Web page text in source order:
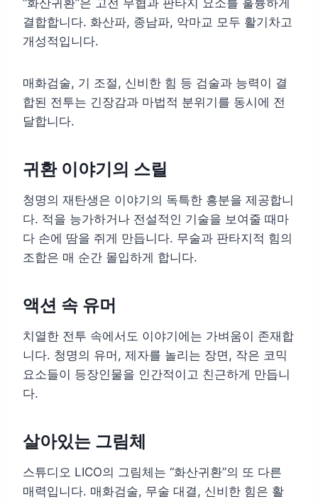
결합합니다. 화산파, 종남파, 악마교 모두 활기차고
개성적입니다.
매화검술, 기 조절, 신비한 힘 등 검술과 능력이 결
합된 전투는 긴장감과 마법적 분위기를 동시에 전
달합니다.
귀환 이야기의 스릴
청명의 재탄생은 이야기의 독특한 흥분을 제공합니
다. 적을 능가하거나 전설적인 기술을 보여줄 때마
다 손에 땀을 쥐게 만듭니다. 무술과 판타지적 힘의
조합은 매 순간 몰입하게 합니다.
액션 속 유머
치열한 전투 속에서도 이야기에는 가벼움이 존재합
니다. 청명의 유머, 제자를 놀리는 장면, 작은 코믹
요소들이 등장인물을 인간적이고 친근하게 만듭니
다.
살아있는 그림체
스튜디오 LICO의 그림체는 “화산귀환”의 또 다른
매력입니다. 매화검술, 무술 대결, 신비한 힘은 활